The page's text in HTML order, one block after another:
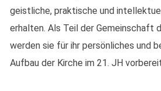
geistliche, praktische und
erhalten. Als Teil der Gemeinschaft
werden sie für ihr persönliches und
Aufbau der Kirche im 21. JH